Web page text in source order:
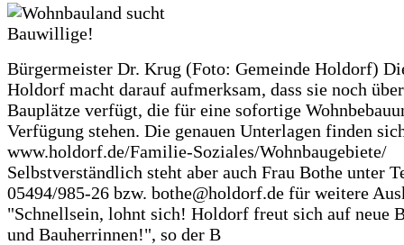
Bürgermeister Dr. Krug (Foto: Gemeinde Holdorf)
Holdorf macht darauf aufmerksam, dass sie noch
Bauplätze verfügt, die für eine sofortige
Verfügung stehen. Die genauen Unterlagen finden
www.holdorf.de/Familie-Soziales/Wohnbaugebiete/
Selbstverständlich steht aber auch Frau Bothe unter
05494/985-26 bzw. bothe@holdorf.de für weitere
"Schnellsein, lohnt sich! Holdorf freut sich auf neue
und Bauherrinnen!", so der B